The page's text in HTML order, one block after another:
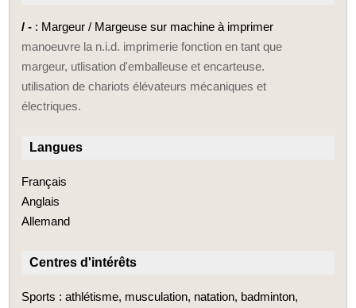
/ - : Margeur / Margeuse sur machine à imprimer
manoeuvre la n.i.d. imprimerie fonction en tant que
margeur, utlisation d'emballeuse et encarteuse.
utilisation de chariots élévateurs mécaniques et
électriques.
Langues
Français
Anglais
Allemand
Centres d'intérêts
Sports : athlétisme, musculation, natation, badminton,